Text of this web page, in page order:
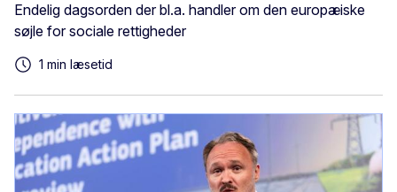
Endelig dagsorden der bl.a. handler om den europæiske
søjle for sociale rettigheder
1 min læsetid